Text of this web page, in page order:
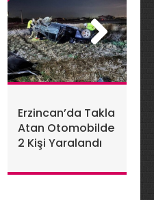
Erzincan’da Takla
Atan Otomobilde
2 Kişi Yaralandı